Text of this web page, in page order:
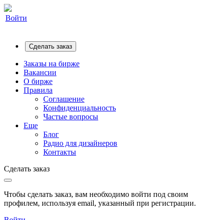
Войти
Сделать заказ
Заказы на бирже
Вакансии
О бирже
Правила
Соглашение
Конфиденциальность
Частые вопросы
Еще
Блог
Радио для дизайнеров
Контакты
Сделать заказ
Чтобы сделать заказ, вам необходимо войти под своим
профилем, используя email, указанный при регистрации.